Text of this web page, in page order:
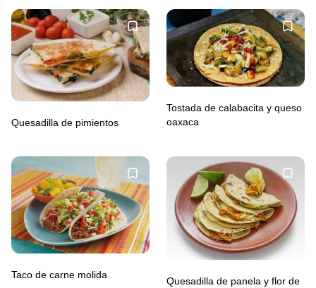
Quesadilla de pimientos
Tostada de calabacita y queso
oaxaca
Taco de carne molida
Quesadilla de panela y flor de